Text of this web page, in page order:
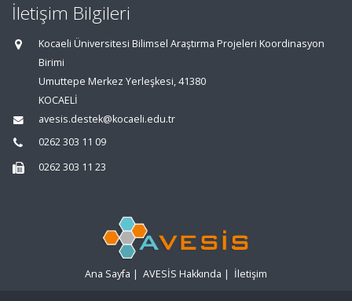
İletişim Bilgileri
Kocaeli Üniversitesi Bilimsel Araştırma Projeleri Koordinasyon
Birimi
Umuttepe Merkez Yerleşkesi, 41380
KOCAELİ
avesis.destek@kocaeli.edu.tr
0262 303 11 09
0262 303 11 23
Ana Sayfa | AVESİS Hakkında | İletişim